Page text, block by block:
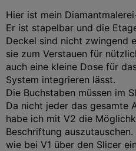
Hier ist mein
Er ist stapelbar und die
Deckel sind nicht zwingend
sie zum Verstauen für
auch eine kleine Dose für
System integrieren lässt.
Die Buchstaben müssen im
Da nicht jeder das gesamte
habe ich mit V2 die
Beschriftung
wie bei V1 über den Slicer